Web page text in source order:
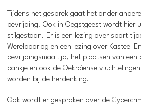
Tijdens het gesprek gaat het onder
bevrijding. Ook in Oegstgeest wordt hier
stilgestaan. Er is een lezing over sport
Wereldoorlog en een lezing over Kasteel
bevrijdingsmaaltijd, het plaatsen van een
bankje en ook de Oekraïense
worden bij de herdenking.
Ook wordt er gesproken over de